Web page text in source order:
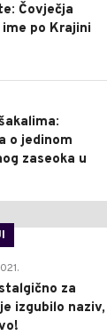
Čovječja
po Krajini
o jedinom
zaseoka u
za
izgubilo naziv,